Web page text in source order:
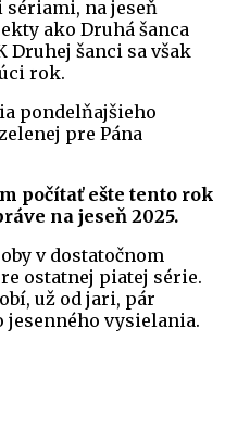
na jeseň
ako Druhá šanca
Druhej šanci sa však
rok.
pondelňajšieho
pre Pána
počítať ešte tento rok
na jeseň 2025.
v dostatočnom
ostatnej piatej série.
už od jari, pár
jesenného vysielania.